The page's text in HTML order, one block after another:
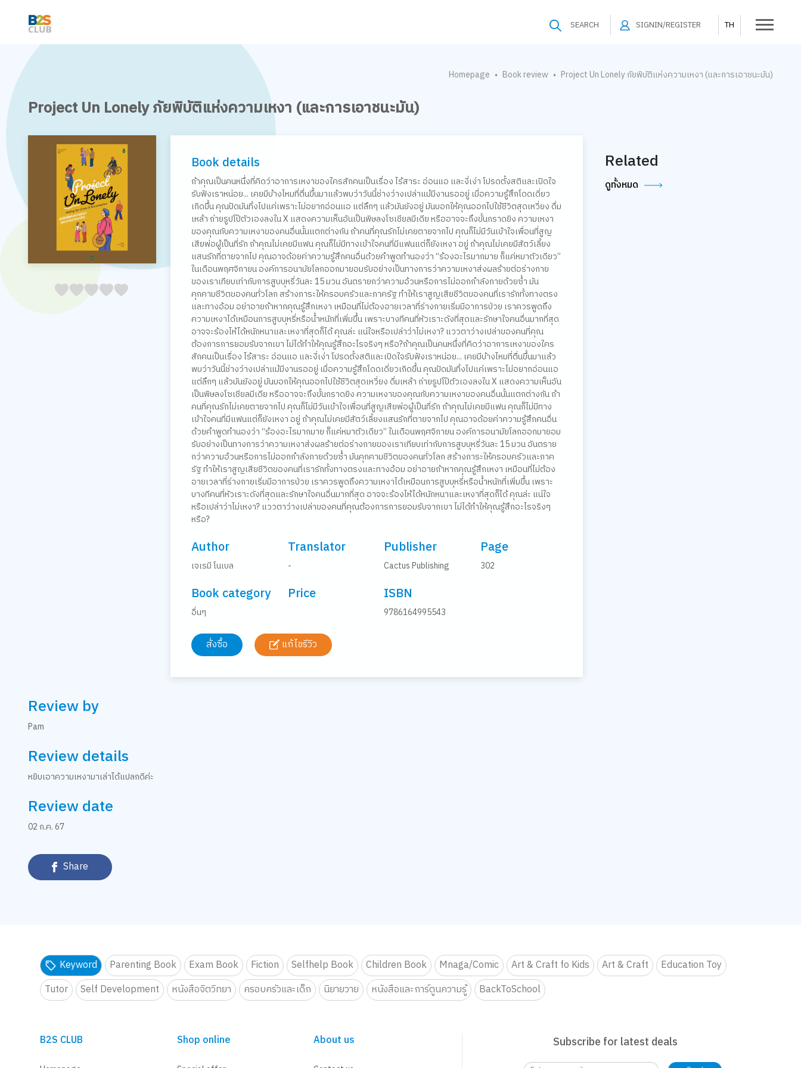
SEARCH SIGNIN/REGISTER TH
Homepage • Book review • Project Un Lonely ภัยพิบัติแห่งความเหงา (และการเอาชนะมัน)
Project Un Lonely ภัยพิบัติแห่งความเหงา (และการเอาชนะมัน)
45
4
35
3
25
2
15
1
05
Book details
ถ้าคุณเป็นคนหนึ่งที่คิดว่าอาการเหงาของใครสักคนเป็นเรื่อง ไร้สาระ อ่อนแอ และงี่เง่า โปรดตั้งสติและเปิดใจ
รับฟังเราหน่อย... เคยมีบ้างไหมที่ตื่นขึ้นมาแล้วพบว่าวันนี้ช่างว่างเปล่าแม้มีงานรออยู่ เมื่อความรู้สึกโดดเดี่ยว
เกิดขึ้น คุณปัดมันทิ้งไปแค่เพราะไม่อยากอ่อนแอ แต่ลึกๆ แล้วมันยังอยู่ มันบอกให้คุณออกไปใช้ชีวิตสุดเหวี่ยง ดื่ม
เหล้า ถ่ายรูปโป๊ตัวเองลงใน X แสดงความเห็นอันเป็นพิษลงโซเชียลมีเดีย หรืออาจจะถึงขั้นกราดยิง ความเหงา
ของคุณกับความเหงาของคนอื่นนั้นแตกต่างกัน ถ้าคนที่คุณรักไม่เคยตายจากไป คุณก็ไม่มีวันเข้าใจเพื่อนที่สูญ
เสียพ่อผู้เป็นที่รัก ถ้าคุณไม่เคยมีแฟน คุณก็ไม่มีทางเข้าใจคนที่มีแฟนแต่ก็ยังเหงา อยู่ ถ้าคุณไม่เคยมีสัตว์เลี้ยง
แสนรักที่ตายจากไป คุณอาจด้อยค่าความรู้สึกคนอื่นด้วยคำพูดทำนองว่า “ร้องอะไรมากมาย ก็แค่หมาตัวเดียว”
ในเดือนพฤศจิกายน องค์การอนามัยโลกออกมายอมรับอย่างเป็นทางการว่าความเหงาส่งผลร้ายต่อร่างกาย
ของเราเทียบเท่ากับการสูบบุหรี่วันละ 15 มวน อันตรายกว่าความอ้วนหรือการไม่ออกกำลังกายด้วยซ้ำ มัน
คุกคามชีวิตของคนทั่วโลก สร้างภาระให้ครอบครัวและภาครัฐ ทำให้เราสูญเสียชีวิตของคนที่เรารักทั้งทางตรง
และทางอ้อม อย่าอายถ้าหากคุณรู้สึกเหงา เหมือนที่ไม่ต้องอายเวลาที่ร่างกายเริ่มมีอาการป่วย เราควรพูดถึง
ความเหงาได้เหมือนการสูบบุหรี่หรือน้ำหนักที่เพิ่มขึ้น เพราะบางทีคนที่หัวเราะดังที่สุดและรักษาใจคนอื่นมากที่สุด
อาจจะร้องไห้ได้หนักหนาและเหงาที่สุดก็ได้ คุณล่ะ แน่ใจหรือเปล่าว่าไม่เหงา? แววตาว่างเปล่าของคนที่คุณ
ต้องการการยอมรับจากเขา ไม่ได้ทำให้คุณรู้สึกอะไรจริงๆ หรือ?ถ้าคุณเป็นคนหนึ่งที่คิดว่าอาการเหงาของใคร
สักคนเป็นเรื่อง ไร้สาระ อ่อนแอ และงี่เง่า โปรดตั้งสติและเปิดใจรับฟังเราหน่อย... เคยมีบ้างไหมที่ตื่นขึ้นมาแล้ว
พบว่าวันนี้ช่างว่างเปล่าแม้มีงานรออยู่ เมื่อความรู้สึกโดดเดี่ยวเกิดขึ้น คุณปัดมันทิ้งไปแค่เพราะไม่อยากอ่อนแอ
แต่ลึกๆ แล้วมันยังอยู่ มันบอกให้คุณออกไปใช้ชีวิตสุดเหวี่ยง ดื่มเหล้า ถ่ายรูปโป๊ตัวเองลงใน X แสดงความเห็นอัน
เป็นพิษลงโซเชียลมีเดีย หรืออาจจะถึงขั้นกราดยิง ความเหงาของคุณกับความเหงาของคนอื่นนั้นแตกต่างกัน ถ้า
คนที่คุณรักไม่เคยตายจากไป คุณก็ไม่มีวันเข้าใจเพื่อนที่สูญเสียพ่อผู้เป็นที่รัก ถ้าคุณไม่เคยมีแฟน คุณก็ไม่มีทาง
เข้าใจคนที่มีแฟนแต่ก็ยังเหงา อยู่ ถ้าคุณไม่เคยมีสัตว์เลี้ยงแสนรักที่ตายจากไป คุณอาจด้อยค่าความรู้สึกคนอื่น
ด้วยคำพูดทำนองว่า “ร้องอะไรมากมาย ก็แค่หมาตัวเดียว” ในเดือนพฤศจิกายน องค์การอนามัยโลกออกมายอม
รับอย่างเป็นทางการว่าความเหงาส่งผลร้ายต่อร่างกายของเราเทียบเท่ากับการสูบบุหรี่วันละ 15 มวน อันตราย
กว่าความอ้วนหรือการไม่ออกกำลังกายด้วยซ้ำ มันคุกคามชีวิตของคนทั่วโลก สร้างภาระให้ครอบครัวและภาค
รัฐ ทำให้เราสูญเสียชีวิตของคนที่เรารักทั้งทางตรงและทางอ้อม อย่าอายถ้าหากคุณรู้สึกเหงา เหมือนที่ไม่ต้อง
อายเวลาที่ร่างกายเริ่มมีอาการป่วย เราควรพูดถึงความเหงาได้เหมือนการสูบบุหรี่หรือน้ำหนักที่เพิ่มขึ้น เพราะ
บางทีคนที่หัวเราะดังที่สุดและรักษาใจคนอื่นมากที่สุด อาจจะร้องไห้ได้หนักหนาและเหงาที่สุดก็ได้ คุณล่ะ แน่ใจ
หรือเปล่าว่าไม่เหงา? แววตาว่างเปล่าของคนที่คุณต้องการการยอมรับจากเขา ไม่ได้ทำให้คุณรู้สึกอะไรจริงๆ
หรือ?
Author
เจเรมี โนเบล
Translator
-
Publisher
Cactus Publishing
Page
302
Book category
อื่นๆ
Price ISBN
9786164995543
สั่งซื้อ แก้ไขรีวิว
Review by
Pam
Review details
หยิบเอาความเหงามาเล่าได้แปลกดีค่ะ
Review date
02 ก.ค. 67
Share
Related
ดูทั้งหมด
Keyword Parenting Book Exam Book Fiction Selfhelp Book Children Book Mnaga/Comic Art & Craft fo Kids Art & Craft
Education Toy
Tutor
Self Development หนังสือจิตวิทยา ครอบครัวและเด็ก นิยายวาย หนังสือและการ์ตูนความรู้ BackToSchool
B2S CLUB Shop online About us Subscribe for latest deals